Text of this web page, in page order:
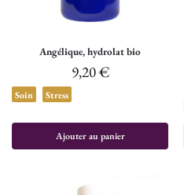
Angélique, hydrolat bio
9,20€
Soin Stress
Ajouter au panier